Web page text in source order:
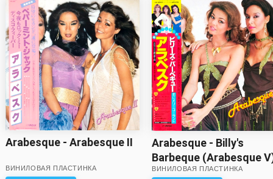
Arabesque - Arabesque II
ВИНИЛОВАЯ ПЛАСТИНКА
Arabesque - Billy's
Barbeque (Arabesque
(Целый набор
ВИНИЛОВАЯ ПЛАСТИНКА